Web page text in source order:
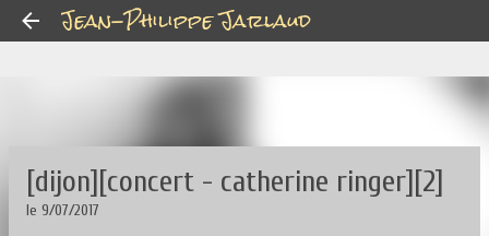
Accéder au contenu principal
Jean-Philippe Jarlaud
[dijon][concert - catherine ringer][2]
le 9/07/2017